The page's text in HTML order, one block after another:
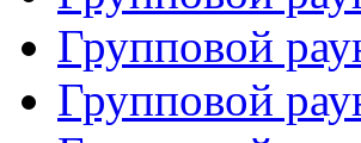
Групповой
Групповой